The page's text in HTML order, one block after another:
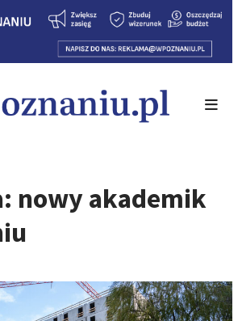
nowy akademik